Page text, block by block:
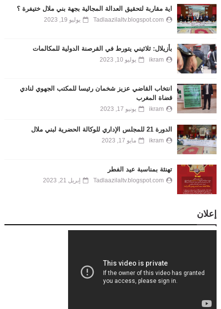
اية مقاربة لتحقيق العدالة المجالية بجهة بني ملال ختيفرة ؟
Tadlaazilaltv.blogspot.com يوليو 19, 2023
بأزيلال: ثلاثيني يتورط في القرصنة الدولية للمكالمات
ikram يوليو 10, 2023
انتخاب القاضي عزيز شخمان رئيسا للمكتب الجهوي لنادي
قضاة المغرب
ikram يونيو 17, 2023
الدورة 21 للمجلس الإداري للوكالة الحضرية لبني ملال
ikram مايو 17, 2023
تهنئة بمناسبة عيد الفطر
Tadlaazilaltv.blogspot.com إبريل 21, 2023
إعلان